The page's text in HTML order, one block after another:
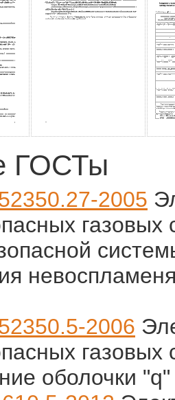
ГОСТы
2005
газовых
2006
газовых
оболочки "q"